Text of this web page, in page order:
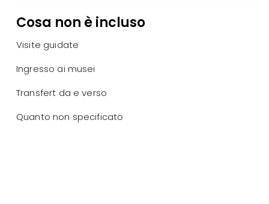
Cosa non è incluso
Visite guidate
Ingresso ai musei
Transfert da e verso
Quanto non specificato